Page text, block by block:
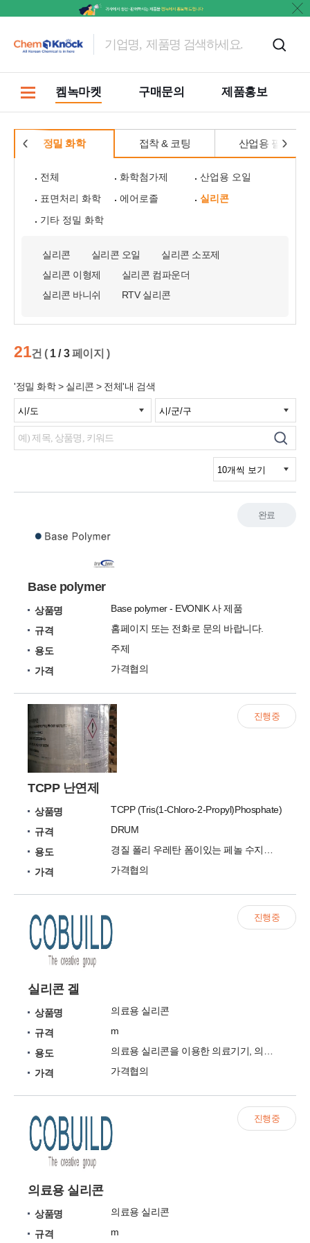
켐녹마켓 구매문의 제품홍보
정밀 화학 접착 & 코팅 산업용 필름
전체 화학첨가제
산업용 오일
표면처리 화학
에어로졸
실리콘
기타 정밀 화학
실리콘 실리콘 오일
실리콘 소포제
실리콘 이형제
실리콘 컴파운더
실리콘 바니쉬
RTV 실리콘
21건 ( 1 / 3페이지 )
'정밀 화학 > 실리콘 > 전체'내 검색
Base polymer
상품명
Base polymer - EVONIK 사 제품
규격
홈페이지 또는 전화로 문의 바랍니다.
용도
주제
가격
가격협의
완료
TCPP 난연제
상품명
TCPP (Tris(1-Chloro-2-Propyl)Phosphate)
규격
DRUM
용도
가격
가격협의
진행중
실리콘 겔
상품명
의료용 실리콘
규격
m
용도
가격
가격협의
진행중
의료용 실리콘
상품명
의료용 실리콘
규격
m
진행중